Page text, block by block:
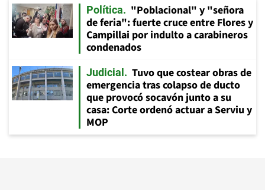
Política
"Poblacional" y "señora
de feria": fuerte cruce entre Flores y
Campillai por indulto a carabineros
condenados
Judicial
Tuvo que costear obras de
emergencia tras colapso de ducto
que provocó socavón junto a su
casa: Corte ordenó actuar a Serviu y
MOP